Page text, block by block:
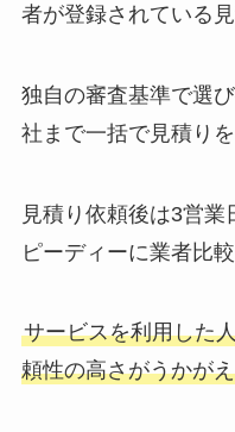
者が登録されている
独自の審査基準で選
社まで一括で見積りを
見積り依頼後は3営業
ピーディーに業者比
サービスを利用した
頼性の高さがうかが